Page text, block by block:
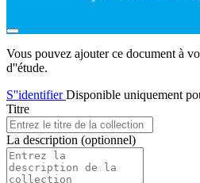
Vous pouvez ajouter ce document à
d''étude.
S''identifierDisponible uniquement
Titre
La description (optionnel)